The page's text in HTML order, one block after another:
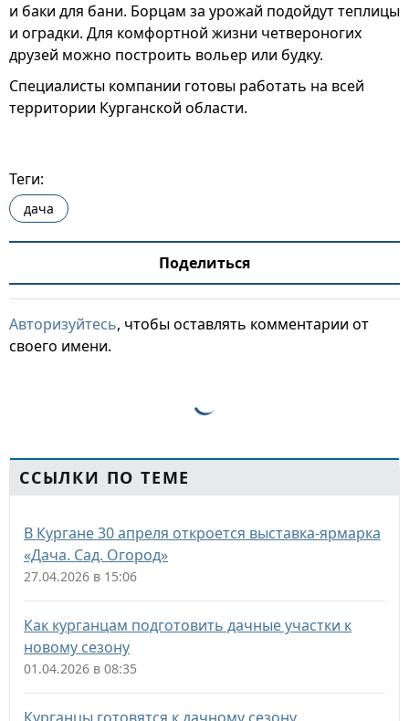
и баки для бани. Борцам за урожай подойдут теплицы
и оградки. Для комфортной жизни четвероногих
друзей можно построить вольер или будку.
Специалисты компании готовы работать на всей
территории Курганской области.
Теги:
дача
Поделиться
Авторизуйтесь, чтобы оставлять комментарии от
своего имени.
ССЫЛКИ ПО ТЕМЕ
В Кургане 30 апреля откроется выставка-ярмарка
«Дача. Сад. Огород»
27.04.2026 в 15:06
Как курганцам подготовить дачные участки к
новому сезону
01.04.2026 в 08:35